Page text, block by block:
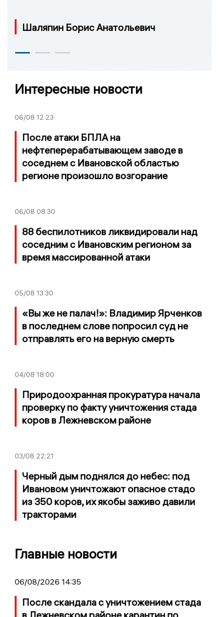
Шаляпин Борис Анатольевич
Интересные новости
06/08 12:23
После атаки БПЛА на
нефтеперерабатывающем заводе в
соседнем с Ивановской областью
регионе произошло возгорание
06/08 08:30
88 беспилотников ликвидировали над
соседним с Ивановским регионом за
время массированной атаки
05/08 13:30
«Вы же не палач!»: Владимир Ярченков
в последнем слове попросил суд не
отправлять его на верную смерть
04/08 18:00
Природоохранная прокуратура начала
проверку по факту уничтожения стада
коров в Лежневском районе
03/08 22:21
Черный дым поднялся до небес: под
Ивановом уничтожают опасное стадо
из 350 коров, их якобы заживо давили
тракторами
Главные новости
06/08/2026 14:35
После скандала с уничтожением стада